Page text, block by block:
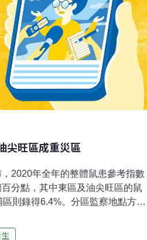
尖旺區成重災區
2020年全年的整體鼠患參考指數
分點，其中東區及油尖旺區的鼠
則錄得6.4%。分區監察地點方
由41個，即約2300個放置誘餌地